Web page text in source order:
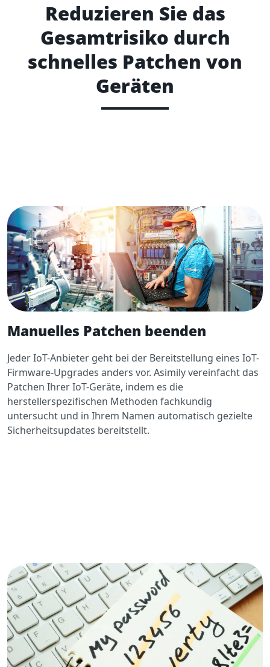
Reduzieren Sie das
Gesamtrisiko durch
schnelles Patchen von
Geräten
Manuelles Patchen beenden
Jeder IoT-Anbieter geht bei der Bereitstellung eines IoT-
Firmware-Upgrades anders vor. Asimily vereinfacht das
Patchen Ihrer IoT-Geräte, indem es die
herstellerspezifischen Methoden fachkundig
untersucht und in Ihrem Namen automatisch gezielte
Sicherheitsupdates bereitstellt.